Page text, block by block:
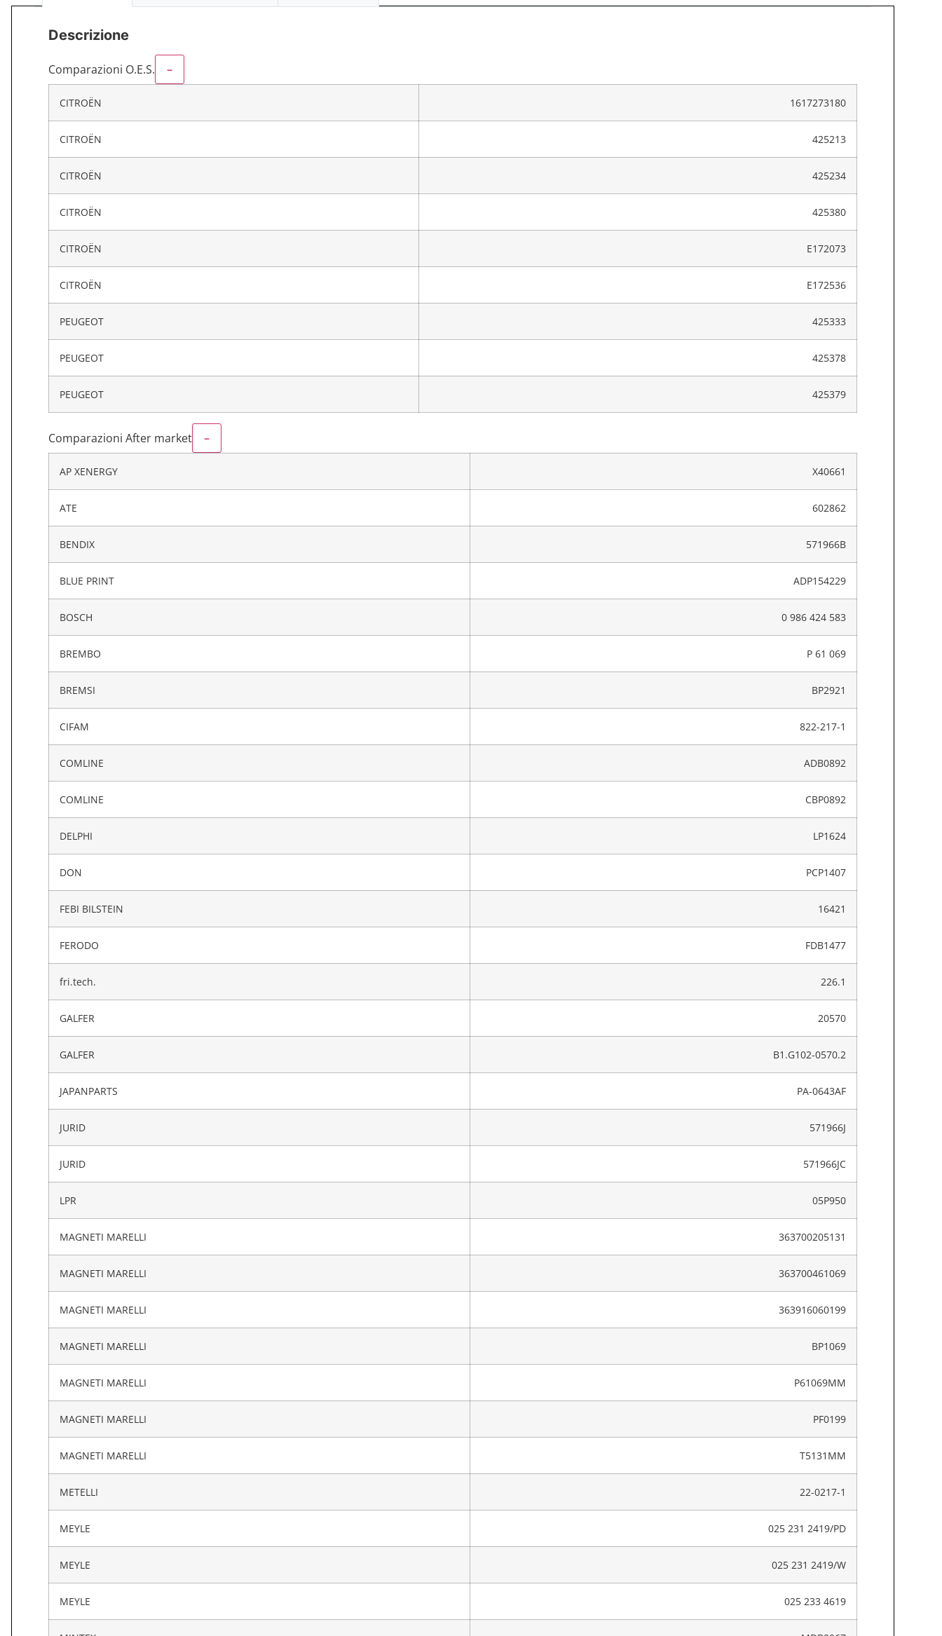
Descrizione
Comparazioni O.E.S. –
CITROËN 1617273180
CITROËN 425213
CITROËN 425234
CITROËN 425380
CITROËN E172073
CITROËN E172536
PEUGEOT 425333
PEUGEOT 425378
PEUGEOT 425379
Comparazioni After market –
AP XENERGY X40661
ATE 602862
BENDIX 571966B
BLUE PRINT ADP154229
BOSCH 0 986 424 583
BREMBO P 61 069
BREMSI BP2921
CIFAM 822-217-1
COMLINE ADB0892
COMLINE CBP0892
DELPHI LP1624
DON PCP1407
FEBI BILSTEIN 16421
FERODO FDB1477
fri.tech. 226.1
GALFER 20570
GALFER B1.G102-0570.2
JAPANPARTS PA-0643AF
JURID 571966J
JURID 571966JC
LPR 05P950
MAGNETI MARELLI 363700205131
MAGNETI MARELLI 363700461069
MAGNETI MARELLI 363916060199
MAGNETI MARELLI BP1069
MAGNETI MARELLI P61069MM
MAGNETI MARELLI PF0199
MAGNETI MARELLI T5131MM
METELLI 22-0217-1
MEYLE 025 231 2419/PD
MEYLE 025 231 2419/W
MEYLE 025 233 4619